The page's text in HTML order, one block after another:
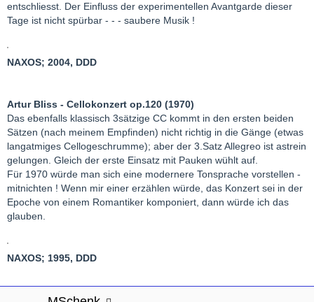
entschliesst. Der Einfluss der experimentellen Avantgarde dieser
Tage ist nicht spürbar - - - saubere Musik !
NAXOS; 2004, DDD
Artur Bliss - Cellokonzert op.120 (1970)
Das ebenfalls klassisch 3sätzige CC kommt in den ersten beiden
Sätzen (nach meinem Empfinden) nicht richtig in die Gänge (etwas
langatmiges Cellogeschrumme); aber der 3.Satz Allegreo ist astrein
gelungen. Gleich der erste Einsatz mit Pauken wühlt auf.
Für 1970 würde man sich eine modernere Tonsprache vorstellen -
mitnichten ! Wenn mir einer erzählen würde, das Konzert sei in der
Epoche von einem Romantiker komponiert, dann würde ich das
glauben.
NAXOS; 1995, DDD